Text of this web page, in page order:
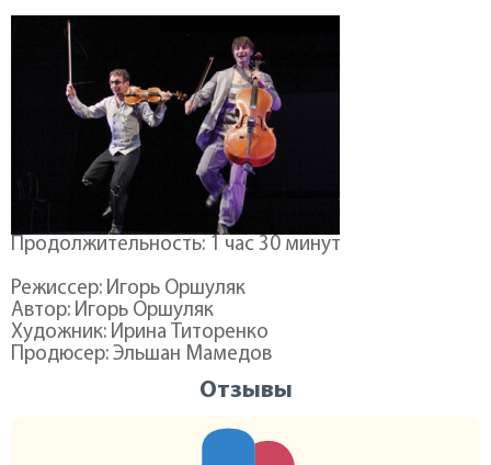
Продолжительность: 1 час 30 минут
Режиссер: Игорь Оршуляк
Автор: Игорь Оршуляк
Художник: Ирина Титоренко
Продюсер: Эльшан Мамедов
Отзывы